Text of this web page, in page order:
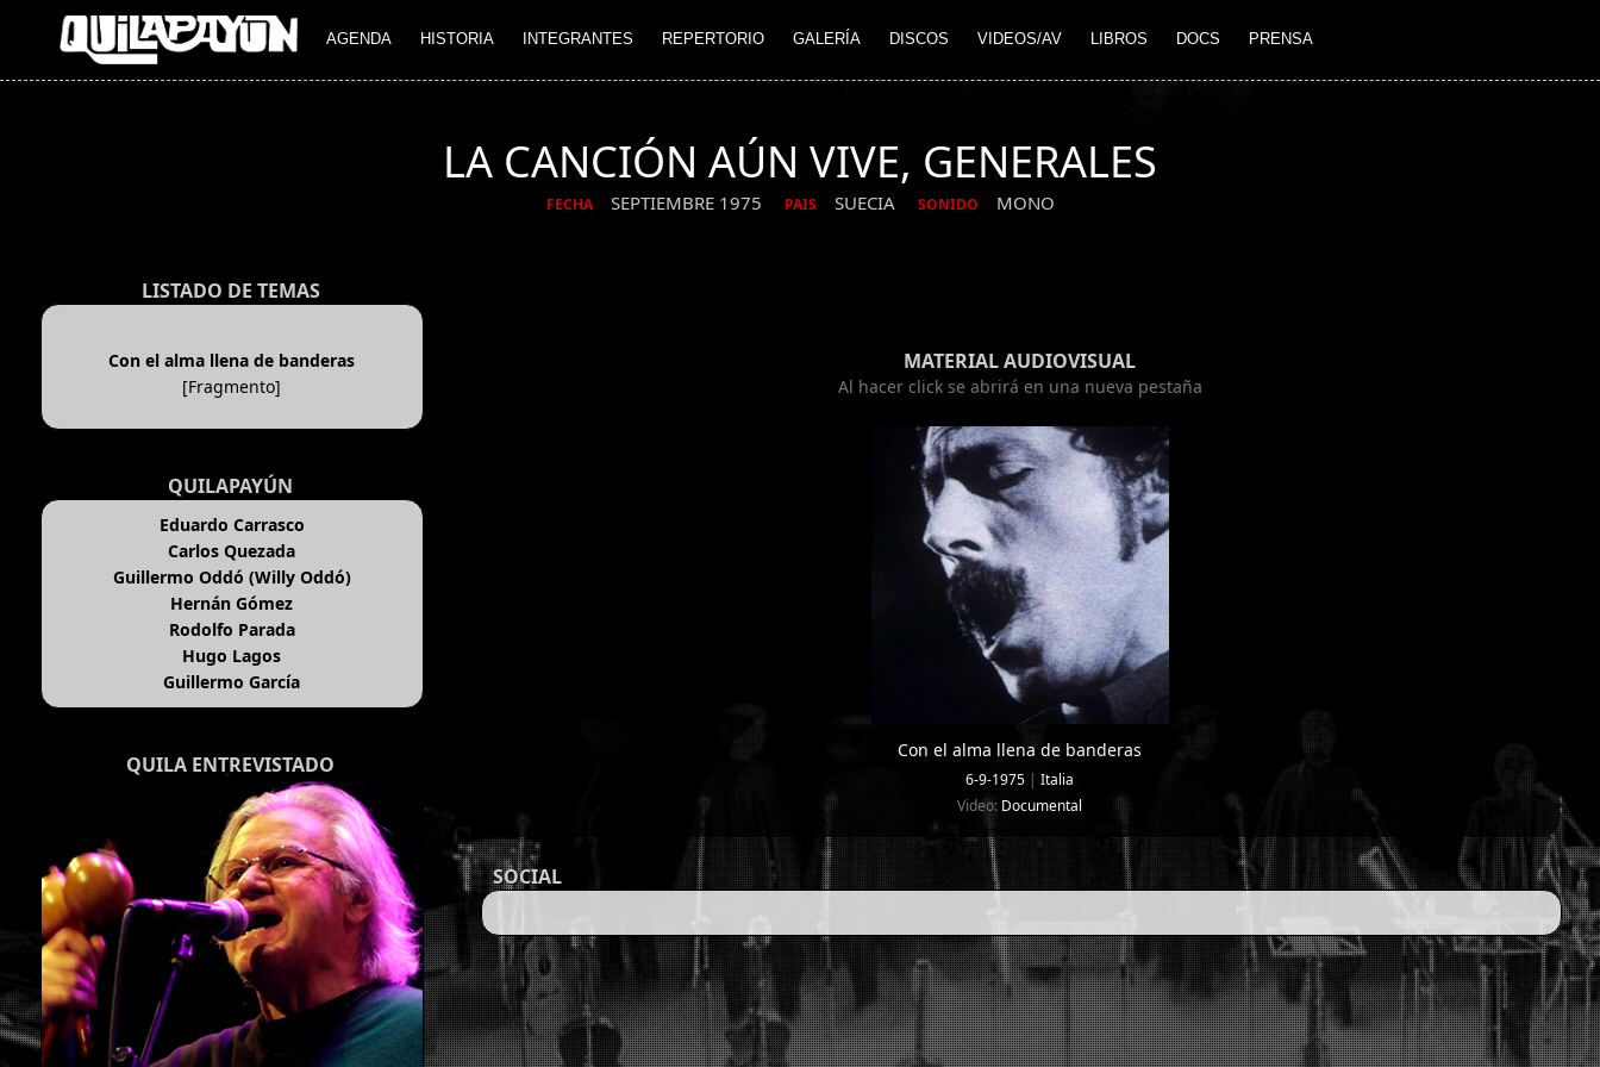
AGENDA HISTORIA INTEGRANTES REPERTORIO GALERÍA DISCOS VIDEOS/AV LIBROS DOCS PRENSA
LA CANCIÓN AÚN VIVE, GENERALES
FECHA SEPTIEMBRE 1975 PAIS SUECIA SONIDO MONO
LISTADO DE TEMAS
Con el alma llena de banderas
[Fragmento]
QUILAPAYÚN
Eduardo Carrasco
Carlos Quezada
Guillermo Oddó (Willy Oddó)
Hernán Gómez
Rodolfo Parada
Hugo Lagos
Guillermo García
QUILA ENTREVISTADO
MATERIAL AUDIOVISUAL
Al hacer click se abrirá en una nueva pestaña
Con el alma llena de banderas
6-9-1975 |Italia
Video: Documental
SOCIAL